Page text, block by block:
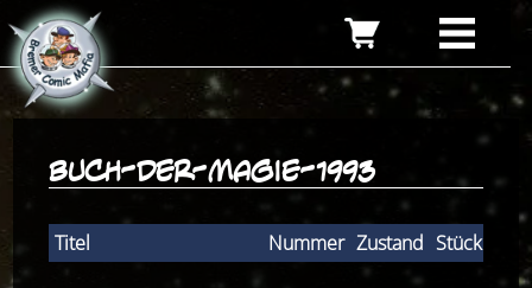
buch-der-magie-1993
Titel Nummer Zustand Stückpreis